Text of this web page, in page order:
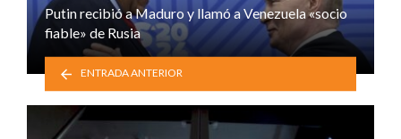
Putin recibió a Maduro y llamó a Venezuela «socio
fiable» de Rusia
ENTRADA ANTERIOR